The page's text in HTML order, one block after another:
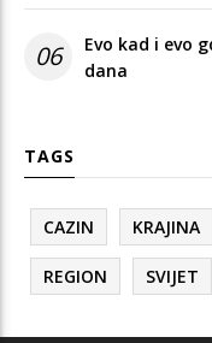
06
Evo kad i evo
dana
TAGS
CAZIN KRAJINA
REGION SVIJET